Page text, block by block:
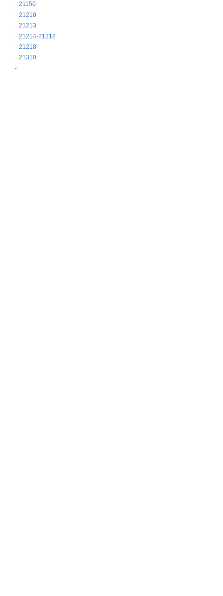
21150
21210
21213
21214-21218
21218
21310